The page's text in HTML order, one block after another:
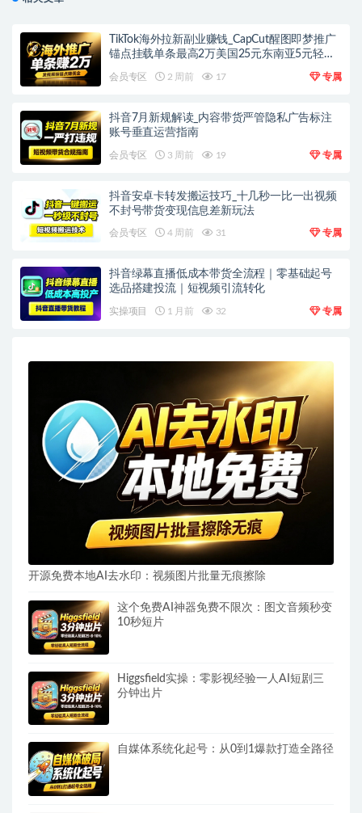
TikTok海外拉新副业赚钱_CapCut醒图即梦推广
锚点挂载单条最高2万美国25元东南亚5元轻资
会员专区 2 周前 17 专属
抖音7月新规解读_内容带货严管隐私广告标注
账号垂直运营指南
会员专区 3 周前 19 专属
抖音安卓卡转发搬运技巧_十几秒一比一出视频
不封号带货变现信息差新玩法
会员专区 4 周前 31 专属
抖音绿幕直播低成本带货全流程｜零基础起号
选品搭建投流｜短视频引流转化
实操项目 1 月前 32 专属
开源免费本地AI去水印：视频图片批量无痕擦除
这个免费AI神器免费不限次：图文音频秒变
10秒短片
Higgsfield实操：零影视经验一人AI短剧三
分钟出片
自媒体系统化起号：从0到1爆款打造全路径